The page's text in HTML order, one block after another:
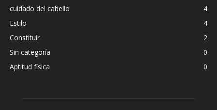
cuidado del cabello
4
Estilo
4
Constituir
2
Sin categoría
0
Aptitud física
0